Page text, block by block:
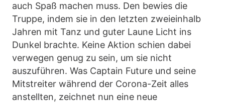
auch Spaß machen muss. Den bewies die
Truppe, indem sie in den letzten zweieinhalb
Jahren mit Tanz und guter Laune Licht ins
Dunkel brachte. Keine Aktion schien dabei
verwegen genug zu sein, um sie nicht
auszuführen. Was Captain Future und seine
Mitstreiter während der Corona-Zeit alles
anstellten, zeichnet nun eine neue